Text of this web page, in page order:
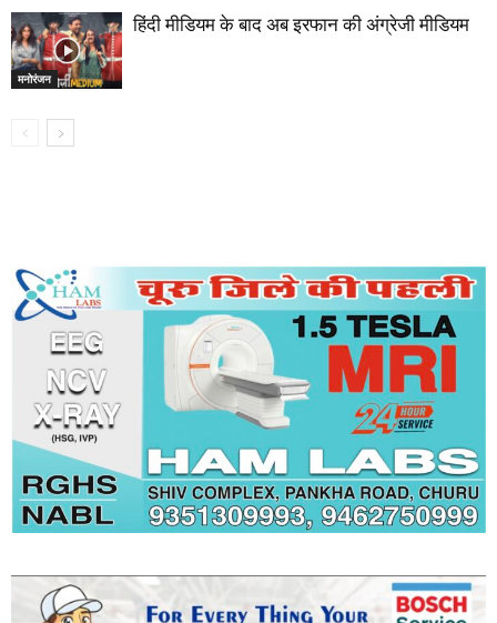
मनोरंजन
हिंदी मीडियम के बाद अब इरफान की अंग्रेजी मीडियम